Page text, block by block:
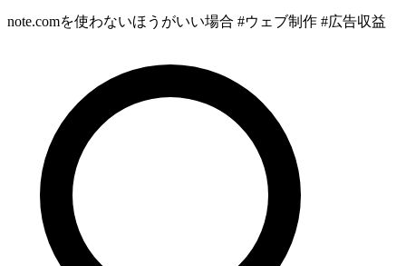
note.comを使わないほうがいい場合 #ウェブ制作 #広告収益